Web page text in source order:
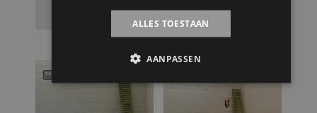
ALLES TOESTAAN
AANPASSEN